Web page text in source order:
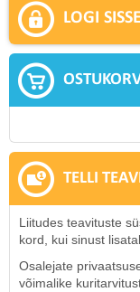
LOGI SISSE
TELLI
Liitudes teavituste
kord, kui sinust
Osalejate
võimalike